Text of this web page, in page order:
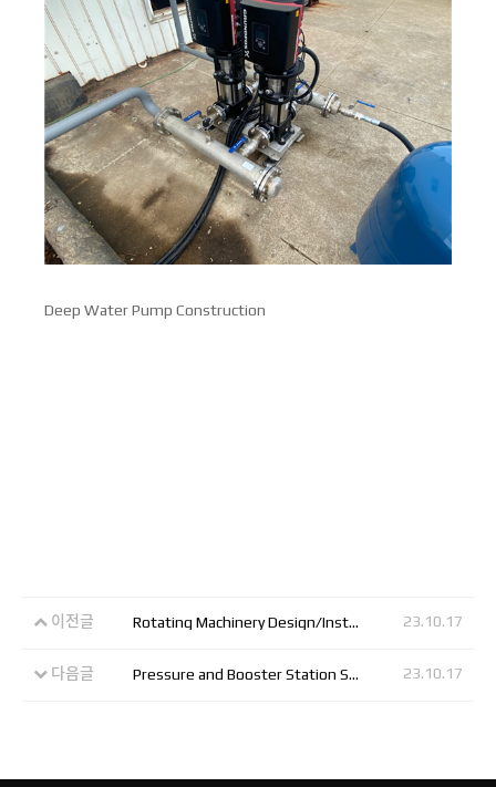
Deep Water Pump Construction
이전글 Rotating Machinery Design/Installation/Delivery/Repair 23.10.17
다음글 Pressure and Booster Station Supply/Installation 23.10.17